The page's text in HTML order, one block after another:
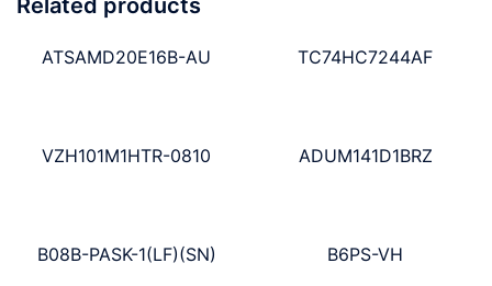
Related products
ATSAMD20E16B-AU TC74HC7244AF
VZH101M1HTR-0810 ADUM141D1BRZ
B08B-PASK-1(LF)(SN) B6PS-VH